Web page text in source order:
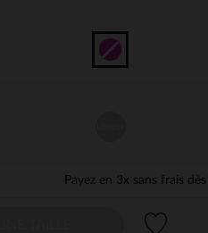
Payez en 3x sans frais